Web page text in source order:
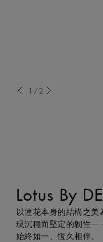
1/2
Lotus By
以蓮花本身的結構之美
現沉穩而堅定的韌性
始終如一、恆久相伴。
Talisman
Talisman 系列巧妙融
官互動，體現了大地令
和雙重能量的現代象徵